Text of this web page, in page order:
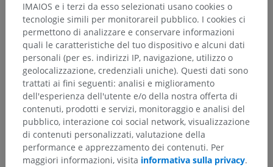
IMAIOS e i terzi da esso selezionati usano cookies o
tecnologie simili per monitorareil pubblico. I cookies ci
permettono di analizzare e conservare informazioni
quali le caratteristiche del tuo dispositivo e alcuni dati
personali (per es. indirizzi IP, navigazione, utilizzo o
geolocalizzazione, credenziali uniche). Questi dati sono
trattati ai fini seguenti: analisi e miglioramento
dell'esperienza dell'utente e/o della nostra offerta di
contenuti, prodotti e servizi, monitoraggio e analisi del
pubblico, interazione coi social network, visualizzazione
di contenuti personalizzati, valutazione della
performance e apprezzamento dei contenuti. Per
maggiori informazioni, visita informativa sulla privacy.